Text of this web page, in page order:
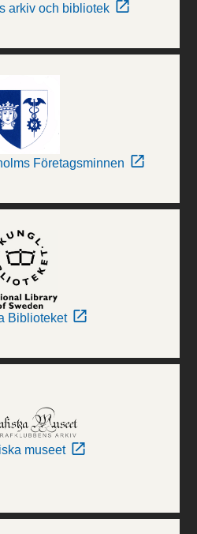
arkiv och bibliotek
Företagsminnen
Biblioteket
museet